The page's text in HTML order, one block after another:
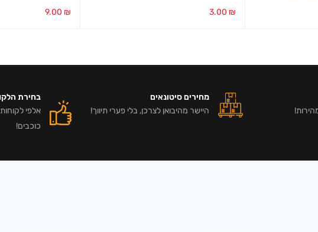
3.00 ₪
9.00 ₪
מחירים סיטונאים
היישר מהיבואן לצרכן, בלי פערי תיווך!
בחירת
כוכבים!